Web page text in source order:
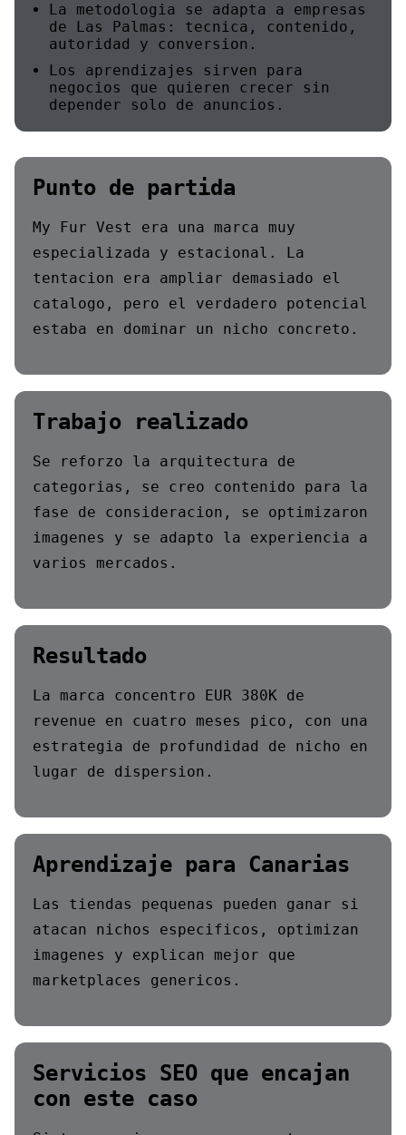
La metodologia se adapta a empresas
de Las Palmas: tecnica, contenido,
autoridad y conversion.
Los aprendizajes sirven para
negocios que quieren crecer sin
depender solo de anuncios.
Punto de partida
My Fur Vest era una marca muy
especializada y estacional. La
tentacion era ampliar demasiado el
catalogo, pero el verdadero potencial
estaba en dominar un nicho concreto.
Trabajo realizado
Se reforzo la arquitectura de
categorias, se creo contenido para la
fase de consideracion, se optimizaron
imagenes y se adapto la experiencia a
varios mercados.
Resultado
La marca concentro EUR 380K de
revenue en cuatro meses pico, con una
estrategia de profundidad de nicho en
lugar de dispersion.
Aprendizaje para Canarias
Las tiendas pequenas pueden ganar si
atacan nichos especificos, optimizan
imagenes y explican mejor que
marketplaces genericos.
Servicios SEO que encajan
con este caso